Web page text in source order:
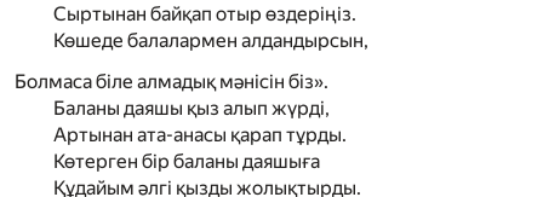
Сыртынан байқап отыр өздеріңіз.
Көшеде балалармен алдандырсын,
Болмаса біле алмадық мәнісін біз».
Баланы даяшы қыз алып жүрді,
Артынан ата-анасы қарап тұрды.
Көтерген бір баланы даяшыға
Құдайым әлгі қызды жолықтырды.